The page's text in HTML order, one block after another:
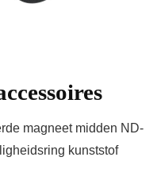
magneet midden ND-
kunststof